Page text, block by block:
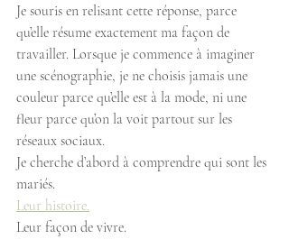
Je souris en relisant cette réponse, parce
qu’elle résume exactement ma façon de
travailler. Lorsque je commence à imaginer
une scénographie, je ne choisis jamais une
couleur parce qu’elle est à la mode, ni une
fleur parce qu’on la voit partout sur les
réseaux sociaux.
Je cherche d’abord à comprendre qui sont les
mariés.
Leur histoire.
Leur façon de vivre.